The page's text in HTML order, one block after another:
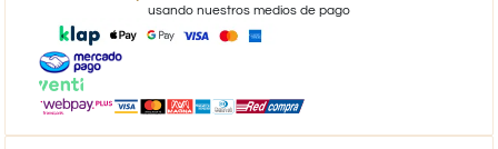
usando nuestros medios de pago